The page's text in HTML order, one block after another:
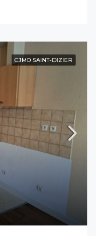
CJMO SAINT-DIZIER